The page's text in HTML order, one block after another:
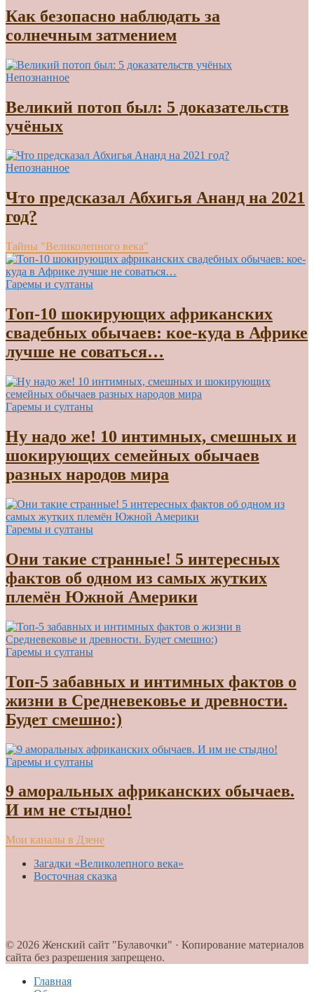
Как безопасно наблюдать за
солнечным затмением
Непознанное
Великий потоп был: 5 доказательств
учёных
Непознанное
Что предсказал Абхигья Ананд на 2021
год?
Тайны "Великолепного века"
Гаремы и султаны
Топ-10 шокирующих африканских
свадебных обычаев: кое-куда в Африке
лучше не соваться…
Гаремы и султаны
Ну надо же! 10 интимных, смешных и
шокирующих семейных обычаев
разных народов мира
Гаремы и султаны
Они такие странные! 5 интересных
фактов об одном из самых жутких
племён Южной Америки
Гаремы и султаны
Топ-5 забавных и интимных фактов о
жизни в Средневековье и древности.
Будет смешно:)
Гаремы и султаны
9 аморальных африканских обычаев.
И им не стыдно!
Мои каналы в Дзене
Загадки «Великолепного века»
Восточная сказка
© 2026 Женский сайт "Булавочки" · Копирование материалов
сайта без разрешения запрещено.
Главная